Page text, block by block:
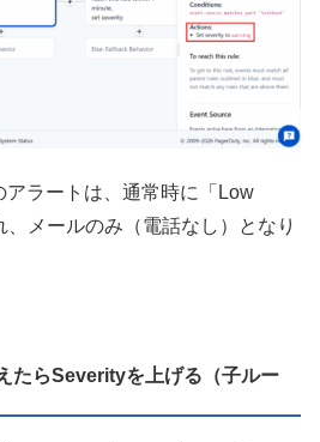
アラートは、通常時に「Low
メールのみ（電話なし）となり
たらSeverityを上げる（子ルー